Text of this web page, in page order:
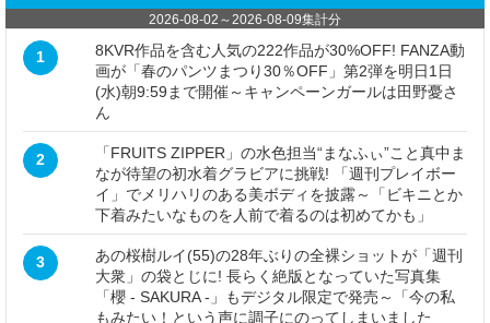
2026-08-02 ～2026-08-09集計分
1
8KVR作品を含む人気の222作品が30%OFF! FANZA動
画が「春のパンツまつり30％OFF」第2弾を明日1日
(水)朝9:59まで開催～キャンペーンガールは田野憂さ
ん
2
「FRUITS ZIPPER」の水色担当“まなふぃ”こと真中ま
なが待望の初水着グラビアに挑戦! 「週刊プレイボー
イ」でメリハリのある美ボディを披露～「ビキニとか
下着みたいなものを人前で着るのは初めてかも」
3
あの桜樹ルイ(55)の28年ぶりの全裸ショットが「週刊
大衆」の袋とじに! 長らく絶版となっていた写真集
「櫻 - SAKURA -」もデジタル限定で発売～「今の私
もみたい！という声に調子にのってしまいました